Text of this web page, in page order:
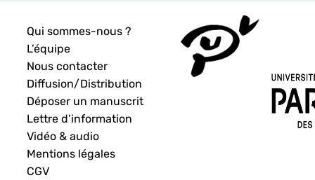
Qui sommes-nous ?
L’équipe
Nous contacter
Diffusion/Distribution
Déposer un manuscrit
Lettre d’information
Vidéo & audio
Mentions légales
CGV